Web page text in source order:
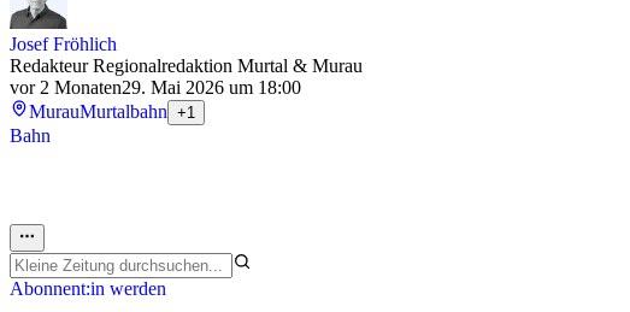
Josef Fröhlich
Redakteur Regionalredaktion Murtal & Murau
vor 2 Monaten29. Mai 2026 um 18:00
MurauMurtalbahn +1
Bahn
Abonnent:in werden